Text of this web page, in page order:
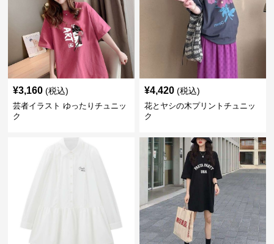
¥3,160 (税込)
芸者イラスト ゆったりチュニッ
ク
¥4,420 (税込)
花とヤシの木プリントチュニッ
ク